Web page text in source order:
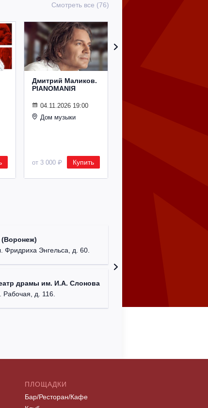
Смотреть все (76)
Дмитрий Маликов.
PIANOMANIЯ
04.11.2026 19:00
Дом музыки
от 3 000 ₽ Купить
Фридриха Энгельса, д. 60.
драмы им. И.А. Слонова
Рабочая, д. 116.
ПЛОЩАДКИ
Бар/Ресторан/Кафе